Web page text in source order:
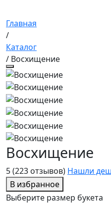
Главная
/
Каталог
/ Восхищение
5(223 отзывов) Нашли
В избранное
Восхищение
Выберите размер букета